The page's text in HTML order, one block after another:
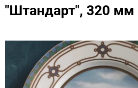
"Штандарт", 320 мм